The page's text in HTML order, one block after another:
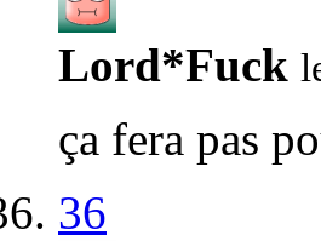
Lord*Fuck
ça fera pas
36